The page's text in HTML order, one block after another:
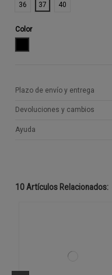
36
37 40
Color
Plazo de envío y entrega
Devoluciones y cambios
Ayuda
10 Artículos Relacionados: